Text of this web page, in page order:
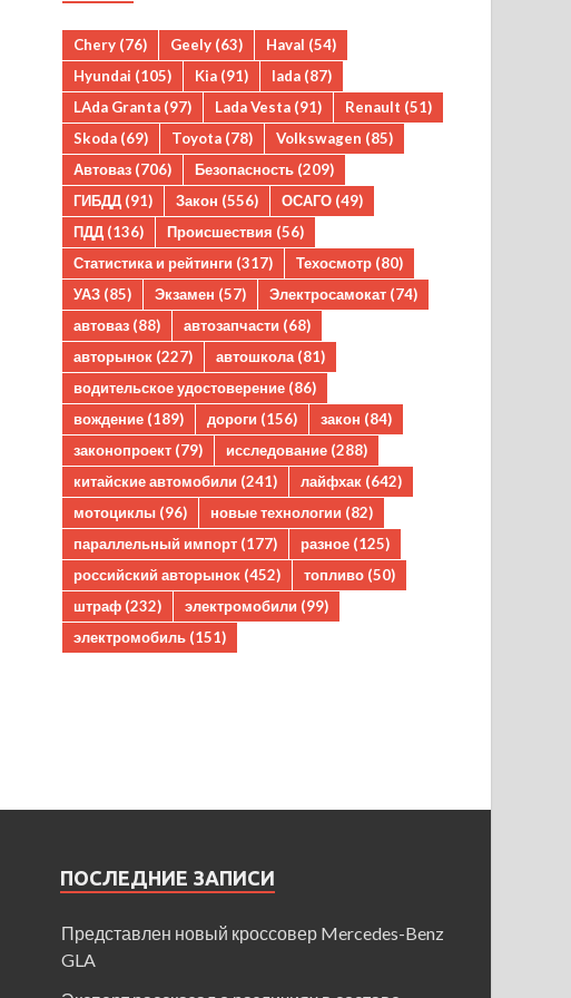
Chery (76) Geely (63) Haval (54)
Hyundai (105) Kia (91) lada (87)
LAda Granta (97) Lada Vesta (91) Renault (51)
Skoda (69) Toyota (78) Volkswagen (85)
Автоваз (706) Безопасность (209)
ГИБДД (91) Закон (556) ОСАГО (49)
ПДД (136) Происшествия (56)
Статистика и рейтинги (317) Техосмотр (80)
УАЗ (85) Экзамен (57) Электросамокат (74)
автоваз (88) автозапчасти (68)
авторынок (227) автошкола (81)
водительское удостоверение (86)
вождение (189) дороги (156) закон (84)
законопроект (79) исследование (288)
китайские автомобили (241) лайфхак (642)
мотоциклы (96) новые технологии (82)
параллельный импорт (177) разное (125)
российский авторынок (452) топливо (50)
штраф (232) электромобили (99)
электромобиль (151)
ПОСЛЕДНИЕ ЗАПИСИ
Представлен новый кроссовер Mercedes-Benz
GLA